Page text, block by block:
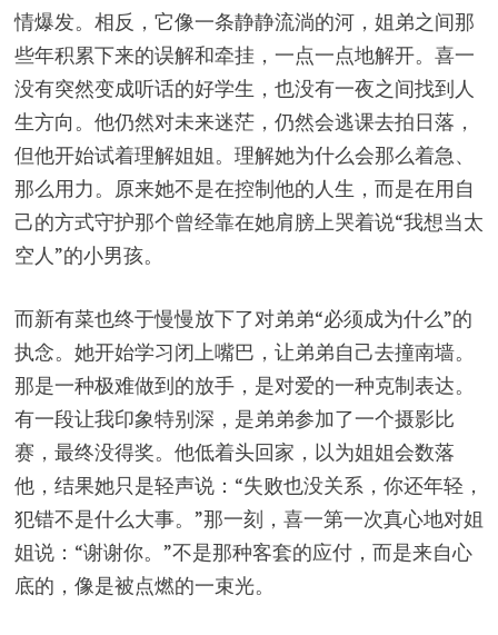
情爆发。相反，它像一条静静流淌的河，姐弟之间那
些年积累下来的误解和牵挂，一点一点地解开。喜一
没有突然变成听话的好学生，也没有一夜之间找到人
生方向。他仍然对未来迷茫，仍然会逃课去拍日落，
但他开始试着理解姐姐。理解她为什么会那么着急、
那么用力。原来她不是在控制他的人生，而是在用自
己的方式守护那个曾经靠在她肩膀上哭着说“我想当太
空人”的小男孩。
而新有菜也终于慢慢放下了对弟弟“必须成为什么”的
执念。她开始学习闭上嘴巴，让弟弟自己去撞南墙。
那是一种极难做到的放手，是对爱的一种克制表达。
有一段让我印象特别深，是弟弟参加了一个摄影比
赛，最终没得奖。他低着头回家，以为姐姐会数落
他，结果她只是轻声说：“失败也没关系，你还年轻，
犯错不是什么大事。”那一刻，喜一第一次真心地对姐
姐说：“谢谢你。”不是那种客套的应付，而是来自心
底的，像是被点燃的一束光。